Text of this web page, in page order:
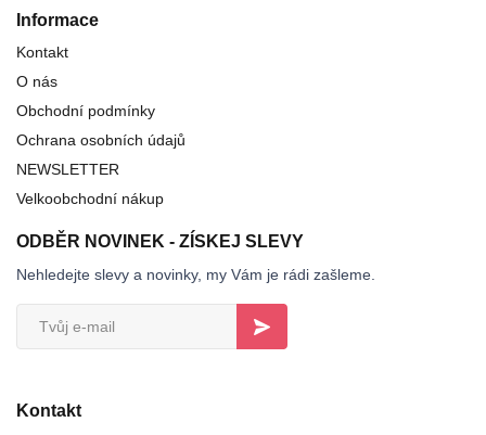
Informace
Kontakt
O nás
Obchodní podmínky
Ochrana osobních údajů
NEWSLETTER
Velkoobchodní nákup
ODBĚR NOVINEK - ZÍSKEJ SLEVY
Nehledejte slevy a novinky, my Vám je rádi zašleme.
Kontakt